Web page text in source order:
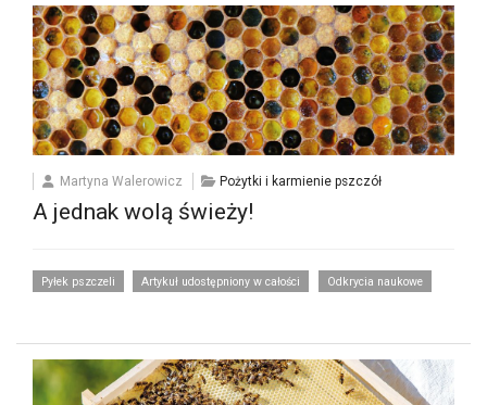
Martyna Walerowicz Pożytki i karmienie pszczół
A jednak wolą świeży!
Pyłek pszczeli Artykuł udostępniony w całości Odkrycia naukowe